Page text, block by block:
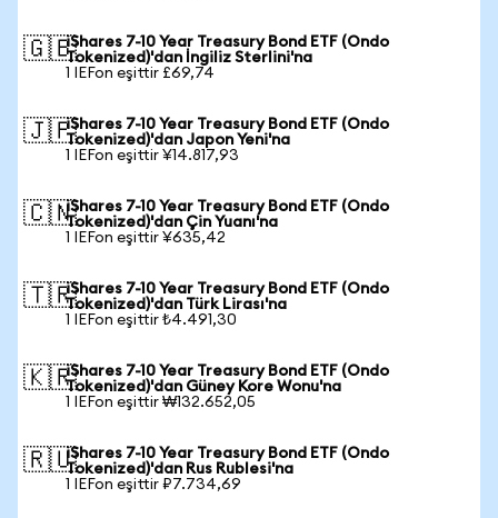
🇬🇧iShares 7-10 Year Treasury Bond ETF (Ondo
Tokenized)'dan İngiliz Sterlini'na
1 IEFon eşittir £69,74
🇯🇵iShares 7-10 Year Treasury Bond ETF (Ondo
Tokenized)'dan Japon Yeni'na
1 IEFon eşittir ¥14.817,93
🇨🇳iShares 7-10 Year Treasury Bond ETF (Ondo
Tokenized)'dan Çin Yuanı'na
1 IEFon eşittir ¥635,42
🇹🇷iShares 7-10 Year Treasury Bond ETF (Ondo
Tokenized)'dan Türk Lirası'na
1 IEFon eşittir ₺4.491,30
🇰🇷iShares 7-10 Year Treasury Bond ETF (Ondo
Tokenized)'dan Güney Kore Wonu'na
1 IEFon eşittir ₩132.652,05
🇷🇺iShares 7-10 Year Treasury Bond ETF (Ondo
Tokenized)'dan Rus Rublesi'na
1 IEFon eşittir ₽7.734,69